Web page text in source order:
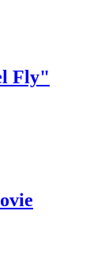
Fly"